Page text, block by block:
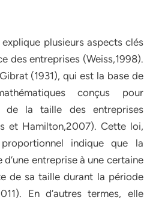
plusieurs aspects clés
des entreprises (Weiss,1998).
(1931), qui est la base de
conçus pour
de la taille des entreprises
et Hamilton,2007). Cette loi,
indique que la
entreprise à une certaine
de sa taille durant la période
En d’autres termes, elle